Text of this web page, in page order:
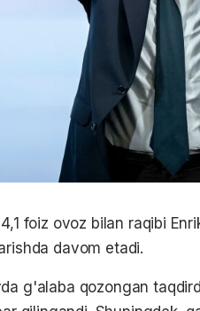
foiz ovoz bilan raqibi
davom etadi.
g'alaba qozongan